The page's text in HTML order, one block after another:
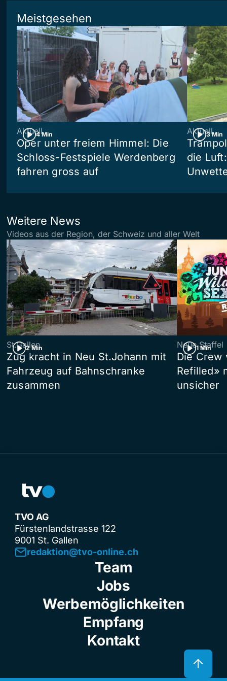
Meistgesehen
4 Min
Aktuell
Oper unter freiem Himmel: Die
Schloss-Festspiele Werdenberg
fahren gross auf
3 Min
Aktuell
die
Weitere News
Videos aus der Region, der Schweiz und aller Welt
2 Min
St.Gallen
Zug kracht in Neu St.Johann mit
Fahrzeug auf Bahnschranke
zusammen
1 Min
Neue Staffel
Die Crew
Refilled»
unsicher
TVO AG
Fürstenlandstrasse 122
9001 St. Gallen
redaktion@tvo-online.ch
Team
Jobs
Werbemöglichkeiten
Empfang
Kontakt